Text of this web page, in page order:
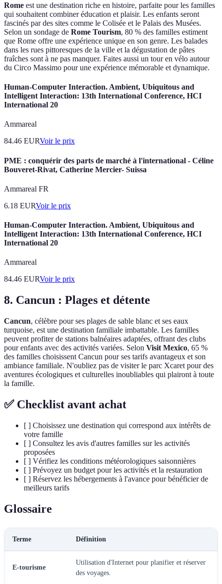
Rome est une destination riche en histoire, parfaite pour les familles
qui souhaitent combiner éducation et plaisir. Les enfants seront
fascinés par des sites comme le Colisée et le Palais des Musées.
Selon un sondage de Rome Tourism, 80 % des familles estiment
que Rome offre une expérience unique en son genre. Les balades
dans les rues pittoresques de la ville et la dégustation de pâtes
fraîches sont à ne pas manquer. Faites aussi un tour en vélo autour
du Circo Massimo pour une expérience mémorable et dynamique.
Human-Computer Interaction. Ambient, Ubiquitous and
Intelligent Interaction: 13th International Conference, HCI
International 20
Ammareal
84.46 EURVoir le prix
PME : conquérir des parts de marché à l'international - Céline
Bouveret-Rivat, Catherine Mercier- Suissa
Ammareal FR
6.18 EURVoir le prix
Human-Computer Interaction. Ambient, Ubiquitous and
Intelligent Interaction: 13th International Conference, HCI
International 20
Ammareal
84.46 EURVoir le prix
8. Cancun : Plages et détente
Cancun, célèbre pour ses plages de sable blanc et ses eaux
turquoise, est une destination familiale imbattable. Les familles
peuvent profiter de stations balnéaires adaptées, offrant des clubs
pour enfants avec des activités variées. Selon Visit Mexico, 65 %
des familles choisissent Cancun pour ses tarifs avantageux et son
ambiance familiale. N'oubliez pas de visiter le parc Xcaret pour des
aventures écologiques et culturelles inoubliables qui plairont à toute
la famille.
✅ Checklist avant achat
[ ] Choisissez une destination qui correspond aux intérêts de
votre famille
[ ] Consultez les avis d'autres familles sur les activités
proposées
[ ] Vérifiez les conditions météorologiques saisonnières
[ ] Prévoyez un budget pour les activités et la restauration
[ ] Réservez les hébergements à l'avance pour bénéficier de
meilleurs tarifs
Glossaire
Terme Définition
E-tourisme
Utilisation d'Internet pour planifier et réserver
des voyages.